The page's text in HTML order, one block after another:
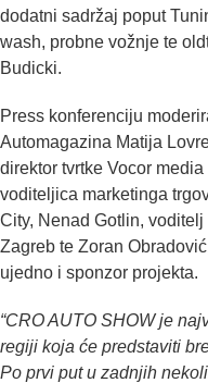
dodatni sadržaj poput
wash, probne vožnje te
Budicki.
Press konferenciju
Automagazina Matija
direktor tvrtke Vocor
voditeljica marketinga
City, Nenad Gotlin,
Zagreb te Zoran
ujedno i sponzor projekta.
“CRO AUTO SHOW je
regiji koja će predstaviti
Po prvi put u zadnjih